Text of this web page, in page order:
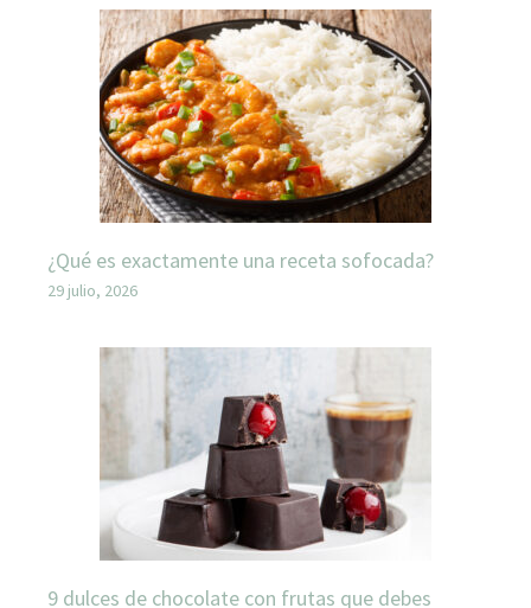
¿Qué es exactamente una receta sofocada?
29 julio, 2026
9 dulces de chocolate con frutas que debes